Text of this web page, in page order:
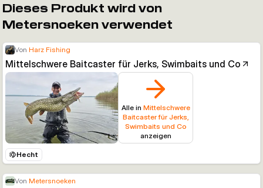
Dieses Produkt wird von
Metersnoeken verwendet
Von Harz Fishing
Mittelschwere Baitcaster für Jerks, Swimbaits und Co
Alle in Mittelschwere
Baitcaster für Jerks,
Swimbaits und Co
anzeigen
Hecht
Von Metersnoeken